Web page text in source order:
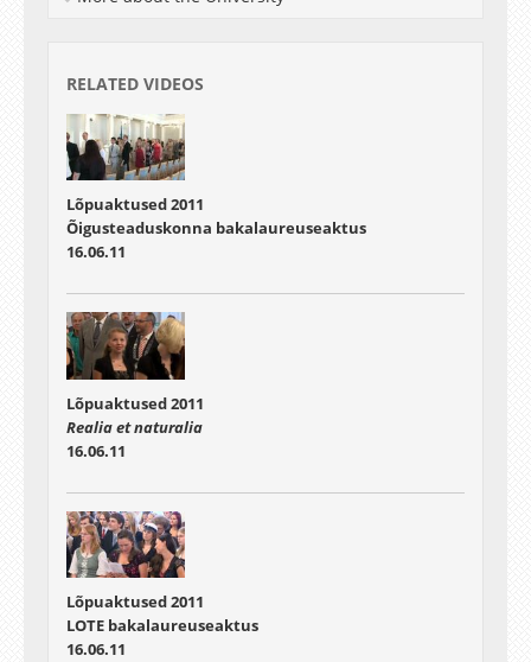
01:00:01 - 01:06:18
Saateks mängib ansambel FA Schola
RELATED VIDEOS
Lõpuaktused 2011
Õigusteaduskonna bakalaureuseaktus
16.06.11
Lõpuaktused 2011
Realia et naturalia
16.06.11
Lõpuaktused 2011
LOTE bakalaureuseaktus
16.06.11